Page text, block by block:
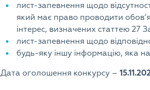
лист-запевнення щодо
який має право проводити
інтерес, визначених статтею 27
лист-запевнення щодо
будь-яку іншу інформацію, яка
Дата оголошення конкурсу –